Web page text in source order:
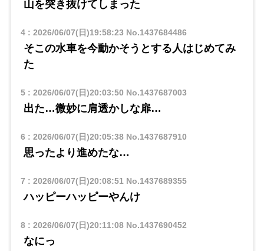
山を突き抜けてしまった
4: 2026/06/07(日)19:58:23 No.1437684486
そこの水車を今動かそうとする人はじめてみ
た
5: 2026/06/07(日)20:03:50 No.1437687003
出た…微妙に肩透かしな扉…
6 : 2026/06/07(日)20:05:38No.1437687910
思ったより進めたな…
7 : 2026/06/07(日)20:08:51 No.1437689355
ハッピーハッピーやんけ
8: 2026/06/07(日)20:11:08No.1437690452
なにっ